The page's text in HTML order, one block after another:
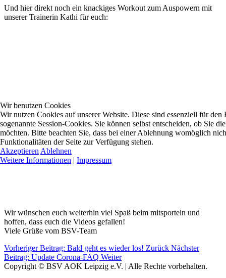
Und hier direkt noch ein knackiges Workout zum Auspowern mit
unserer Trainerin Kathi für euch:
Wir wünschen euch weiterhin viel Spaß beim mitsporteln und
hoffen, dass euch die Videos gefallen!
Viele Grüße vom BSV-Team
Vorheriger Beitrag: Bald geht es wieder los! Zurück Nächster
Beitrag: Update Corona-FAQ Weiter
Copyright © BSV AOK Leipzig e.V. | Alle Rechte vorbehalten.
Wir benutzen Cookies
Wir nutzen Cookies auf unserer Website. Diese sind essenziell für den
sogenannte Session-Cookies. Sie können selbst entscheiden, ob Sie
möchten. Bitte beachten Sie, dass bei einer Ablehnung womöglich
Funktionalitäten der Seite zur Verfügung stehen.
Akzeptieren Ablehnen
Weitere Informationen | Impressum